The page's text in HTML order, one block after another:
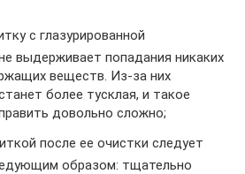
с глазурированной
выдерживает попадания никаких
веществ. Из-за них
более тусклая, и такое
довольно сложно;
после ее очистки следует
образом: тщательно